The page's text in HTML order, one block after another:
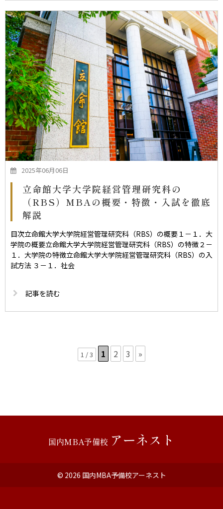
2025年06月06日
立命館大学大学院経営管理研究科の
（RBS）MBAの概要・特徴・入試を徹底
解説
目次立命館大学大学院経営管理研究科（RBS）の概要１－１．大
学院の概要立命館大学大学院経営管理研究科（RBS）の特徴２－
１．大学院の特徴立命館大学大学院経営管理研究科（RBS）の入
試方法 ３－１．社会
記事を読む
1 / 3 1 2 3 »
国内MBA予備校 アーネスト
© 2026 国内MBA予備校アーネスト